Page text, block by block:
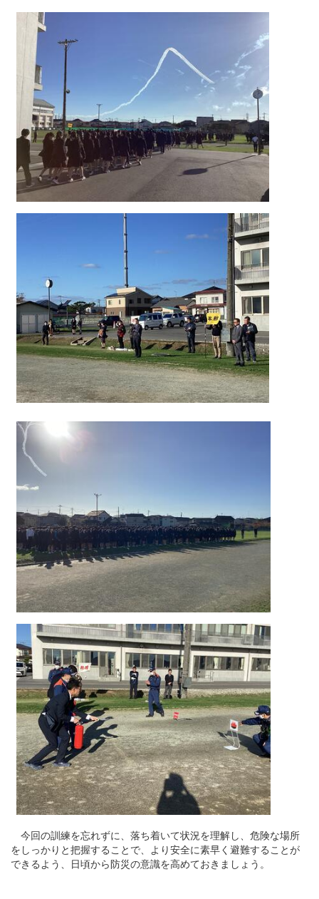
今回の訓練を忘れずに、落ち着いて状況を理解し、危険な場所
をしっかりと把握することで、より安全に素早く避難することが
できるよう、日頃から防災の意識を高めておきましょう。